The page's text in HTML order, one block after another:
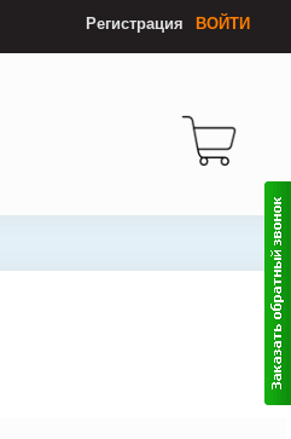
Регистрация ВОЙТИ